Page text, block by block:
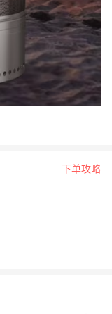
下单攻略